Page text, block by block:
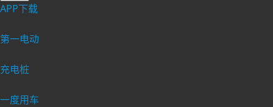
APP下载
第一电动
充电桩
一度用车